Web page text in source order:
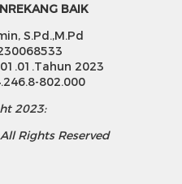
BAIK
S.Pd.,M.Pd
2023
802.000
2023:
Rights Reserved